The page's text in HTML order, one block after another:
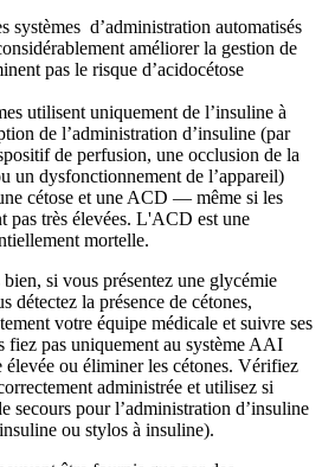
systèmes d’administration automatisés
améliorer la gestion de
pas le risque d’acidocétose
utilisent uniquement de l’insuline à
de l’administration d’insuline (par
de perfusion, une occlusion de la
un dysfonctionnement de l’appareil)
cétose et une ACD — même si les
pas très élevées. L'ACD est une
mortelle.
si vous présentez une glycémie
détectez la présence de cétones,
votre équipe médicale et suivre ses
fiez pas uniquement au système AAI
ou éliminer les cétones. Vérifiez
administrée et utilisez si
secours pour l’administration d’insuline
ou stylos à insuline).